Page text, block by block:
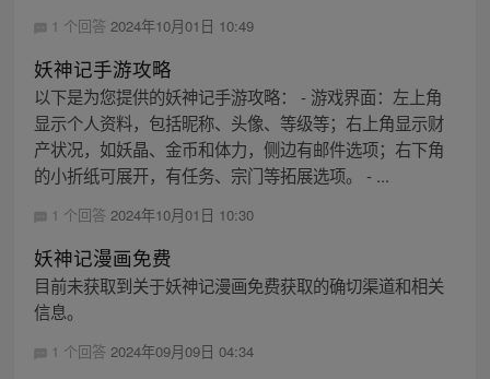
1 个回答 2024年10月01日 10:49
妖神记手游攻略
以下是为您提供的妖神记手游攻略： - 游戏界面：左上角
显示个人资料，包括昵称、头像、等级等；右上角显示财
产状况，如妖晶、金币和体力，侧边有邮件选项；右下角
的小折纸可展开，有任务、宗门等拓展选项。 - ...
1 个回答 2024年10月01日 10:30
妖神记漫画免费
目前未获取到关于妖神记漫画免费获取的确切渠道和相关
信息。
1 个回答 2024年09月09日 04:34